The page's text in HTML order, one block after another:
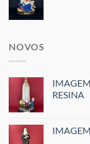
NOVOS
RESINA